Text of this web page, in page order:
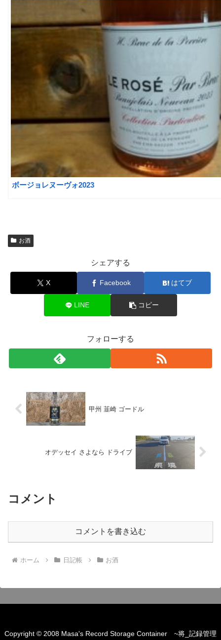
ボージョレヌーヴォ2023
お酒
シェアする
X Facebook はてブ
LINE コピー
フォローする
甲州 韮崎 ゴードル
オデッセイ さよなら ドライブ
コメント
コメントを書き込む
ホーム 日記帳 お酒
Copyright © 2008 Masa's Record Storage Container ~将_記録管理